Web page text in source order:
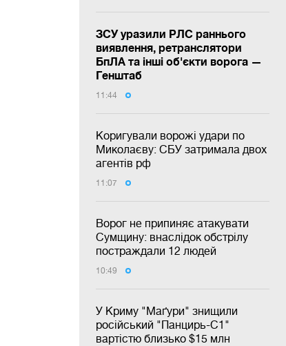
ЗСУ уразили РЛС раннього
виявлення, ретранслятори
БпЛА та інші об'єкти ворога —
Генштаб
11:44
Коригували ворожі удари по
Миколаєву: СБУ затримала двох
агентів рф
11:07
Ворог не припиняє атакувати
Сумщину: внаслідок обстрілу
постраждали 12 людей
10:49
У Криму "Маґури" знищили
російський "Панцирь-С1"
вартістю близько $15 млн